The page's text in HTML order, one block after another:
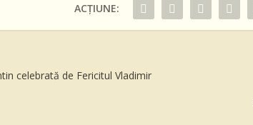
ACȚIUNE:
celebrată de Fericitul Vladimir